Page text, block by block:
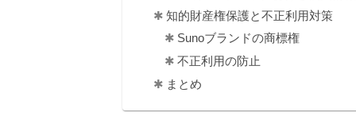
知的財産権保護と不正利用対策
Sunoブランドの商標権
不正利用の防止
まとめ